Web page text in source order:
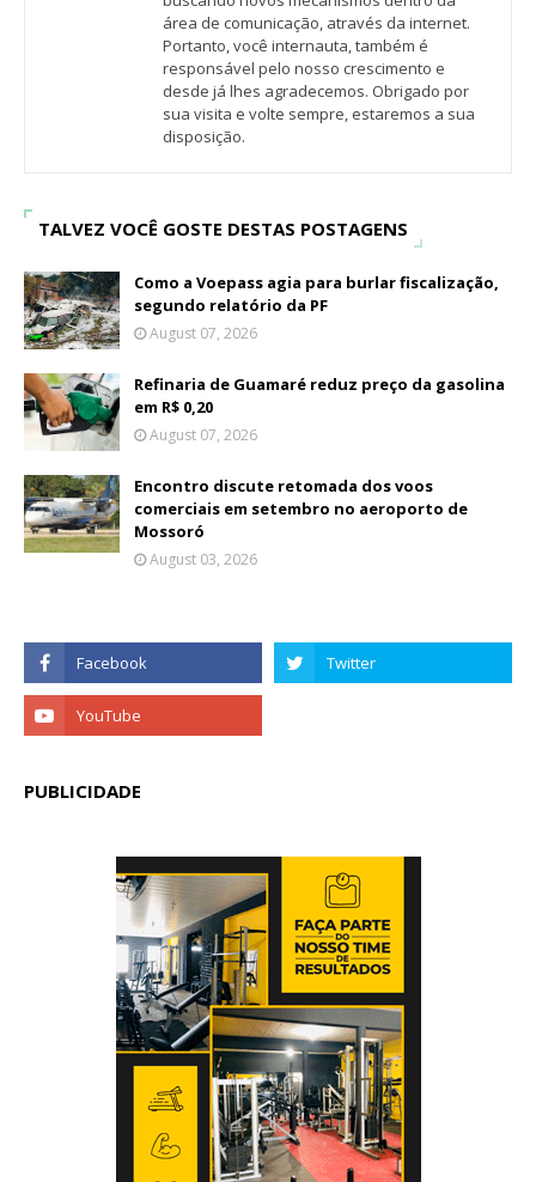
área de comunicação, através da internet.
Portanto, você internauta, também é
responsável pelo nosso crescimento e
desde já lhes agradecemos. Obrigado por
sua visita e volte sempre, estaremos a sua
disposição.
TALVEZ VOCÊ GOSTE DESTAS POSTAGENS
Como a Voepass agia para burlar fiscalização,
segundo relatório da PF
August 07, 2026
Refinaria de Guamaré reduz preço da gasolina
em R$ 0,20
August 07, 2026
Encontro discute retomada dos voos
comerciais em setembro no aeroporto de
Mossoró
August 03, 2026
PUBLICIDADE